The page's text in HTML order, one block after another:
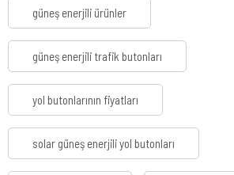
güneş enerjili ürünler
güneş enerjili trafik butonları
yol butonlarının fiyatları
solar güneş enerjili yol butonları